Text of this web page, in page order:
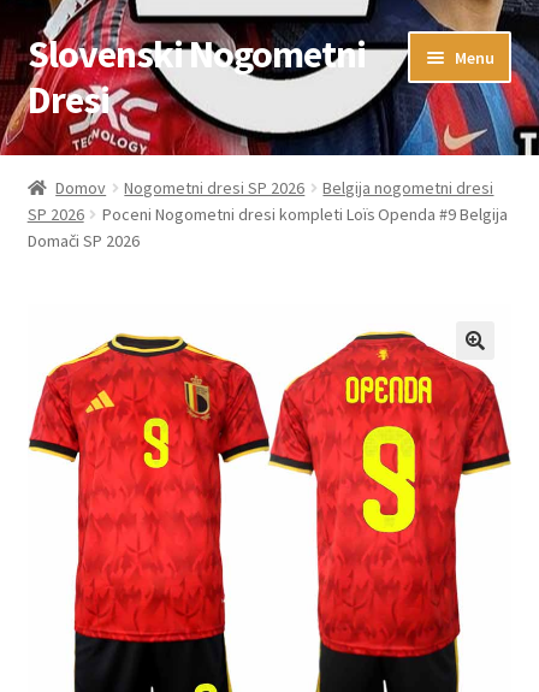
Skip
to
navigation
Skip
to
content
Slovenski Nogometni
Dresi
Menu
Domov
Blog
Kontaktiraj nas
Košarica
Moj račun
Trgovina
Zaključek nakupa
Domov Nogometni dresi SP 2026
Belgija nogometni dresi
SP 2026
Poceni Nogometni dresi kompleti Loïs Openda #9 Belgija
Domači SP 2026